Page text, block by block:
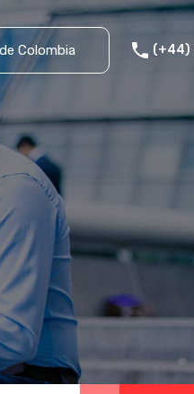
Colombia (+44)